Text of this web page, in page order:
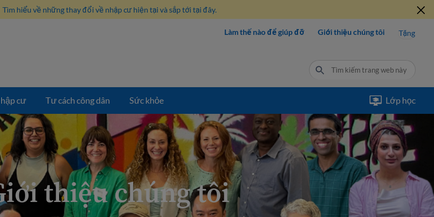
Tìm hiểu về những thay đổi về nhập cư hiện tại và sắp tới tại đây.
Làm thế nào để giúp đỡ Giới thiệu chúng tôi Tặng
cư Tư cách công dân Sức khỏe Lớp học
thiệu chúng tôi